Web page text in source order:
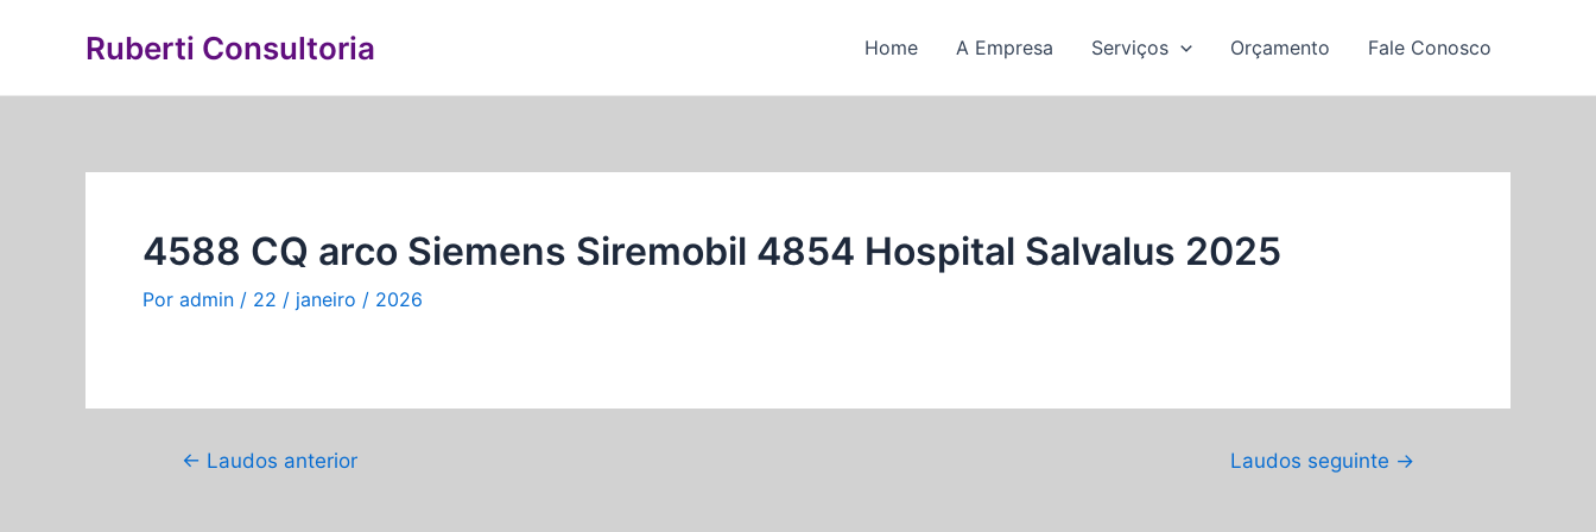
conteúdo
Ruberti Consultoria Home A Empresa Serviços Orçamento Fale Conosco
4588 CQ arco Siemens Siremobil 4854 Hospital Salvalus 2025
Por admin / 22 / janeiro / 2026
de
← Laudos anterior Laudos seguinte →